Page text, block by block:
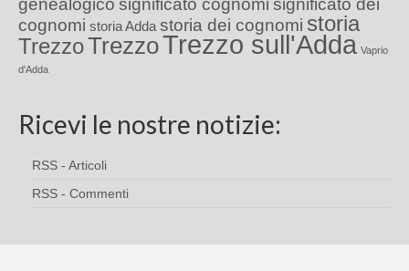
genealogico significato cognomi significato dei
cognomi storia Adda storia dei cognomi storia
TrezzoTrezzoTrezzo sull'Adda Vaprio
d'Adda
Ricevi le nostre notizie:
RSS - Articoli
RSS - Commenti